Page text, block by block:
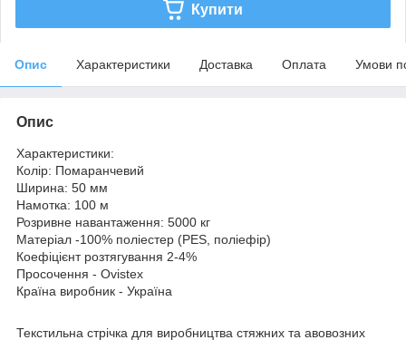
Купити
Опис Характеристики Доставка Оплата Умови
Опис
Характеристики:
Колір: Помаранчевий
Ширина: 50 мм
Намотка: 100 м
Розривне навантаження: 5000 кг
Матеріал -100% поліестер (PES, поліефір)
Коефіцієнт розтягування 2-4%
Просочення - Ovistex
Країна виробник - Україна
Текстильна стрічка для виробництва стяжних та авовозних